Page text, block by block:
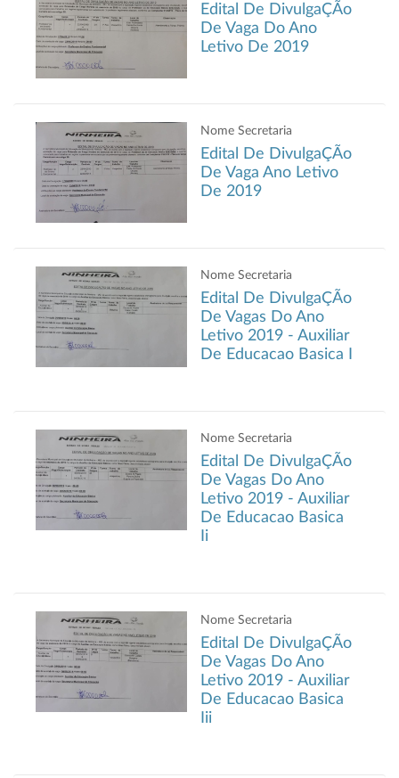
Edital De DivulgaÇÃo
De Vaga Do Ano
Letivo De 2019
Nome Secretaria
Edital De DivulgaÇÃo
De Vaga Ano Letivo
De 2019
Nome Secretaria
Edital De DivulgaÇÃo
De Vagas Do Ano
Letivo 2019 - Auxiliar
De Educacao Basica I
Nome Secretaria
Edital De DivulgaÇÃo
De Vagas Do Ano
Letivo 2019 - Auxiliar
De Educacao Basica
Ii
Nome Secretaria
Edital De DivulgaÇÃo
De Vagas Do Ano
Letivo 2019 - Auxiliar
De Educacao Basica
Iii